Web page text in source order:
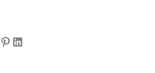
Pinterest LinkedIn